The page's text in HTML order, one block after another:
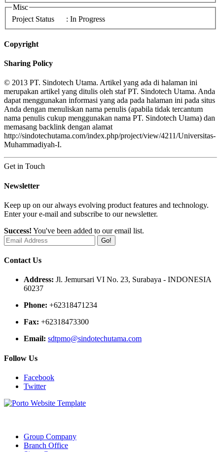
Misc
Project Status
: In Progress
Copyright
Sharing Policy
© 2013 PT. Sindotech Utama. Artikel yang ada di halaman ini
merupakan artikel yang ditulis oleh staf PT. Sindotech Utama. Anda
dapat menggunakan informasi yang ada pada halaman ini pada situs
Anda dengan menuliskan nama penulis (apabila tidak tercantum
nama penulis cukup menggunakan nama PT. Sindotech Utama) dan
memasang backlink dengan alamat
http://sindotechutama.com/index.php/project/view/4211/Universitas-
Muhammadiyah-I.
Get in Touch
Newsletter
Keep up on our always evolving product features and technology.
Enter your e-mail and subscribe to our newsletter.
Success! You've been added to our email list.
Go!
Contact Us
Address: Jl. Jemursari VI No. 23, Surabaya - INDONESIA
60237
Phone: +62318471234
Fax: +62318473300
Email: sdtpmo@sindotechutama.com
Follow Us
Facebook
Twitter
Group Company
Branch Office